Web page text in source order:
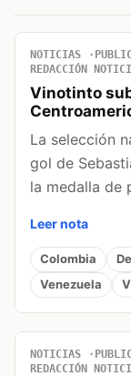
NOTICIAS
REDACCIÓN
Vinotinto
La selección
gol de
la medalla de
Leer nota
Colombia
Venezuela
NOTICIAS
REDACCIÓN